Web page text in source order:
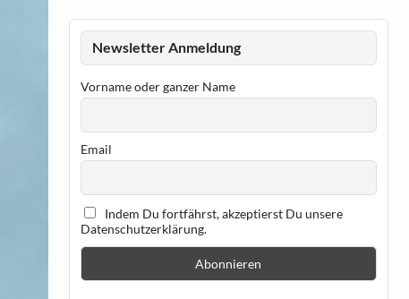
Newsletter Anmeldung
Vorname oder ganzer Name
Email
Indem Du fortfährst, akzeptierst Du unsere
Datenschutzerklärung.